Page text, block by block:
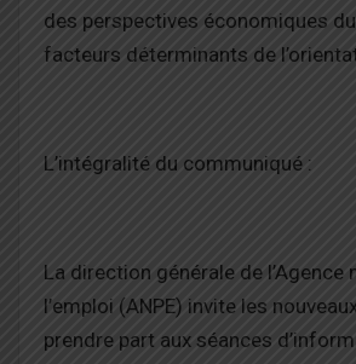
des perspectives économiques
facteurs déterminants de
L’intégralité du communiqué :
La direction générale de l’Agence
l’emploi (ANPE) invite les
prendre part aux séances